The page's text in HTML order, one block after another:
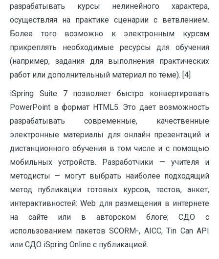
разрабатывать курсы нелинейного характера,
осуществляя на практике сценарии с ветвлением.
Более того возможно к электронным курсам
прикреплять необходимые ресурсы для обучения
(например, задания для выполнения практических
работ или дополнительный материал по теме). [4]
iSpring Suite 7 позволяет быстро конвертировать
PowerPoint в формат HTML5. Это дает возможность
разрабатывать современные, качественные
электронные материалы для онлайн презентаций и
дистанционного обучения в том числе и с помощью
мобильных устройств. Разработчики — учителя и
методисты — могут выбрать наиболее подходящий
метод публикации готовых курсов, тестов, анкет,
интерактивностей: Web для размещения в интернете
на сайте или в авторском блоге; СДО с
использованием пакетов SCORM-, AICC, Tin Can API
или СДО iSpring Online с публикацией.